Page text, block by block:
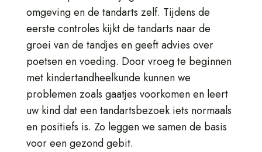
omgeving en de tandarts zelf. Tijdens de
eerste controles kijkt de tandarts naar de
groei van de tandjes en geeft advies over
poetsen en voeding. Door vroeg te beginnen
met kindertandheelkunde kunnen we
problemen zoals gaatjes voorkomen en leert
uw kind dat een tandartsbezoek iets normaals
en positiefs is. Zo leggen we samen de basis
voor een gezond gebit.